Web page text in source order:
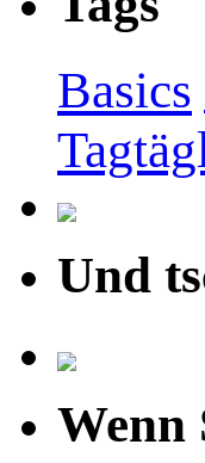
Basics
Und
Wenn